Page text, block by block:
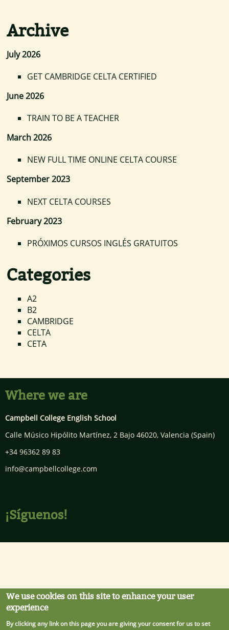
Archive
July 2026
GET CAMBRIDGE CELTA CERTIFIED
June 2026
TRAIN TO BE A TEACHER
March 2026
NEW FULL TIME ONLINE CELTA COURSE
September 2023
NEXT CELTA COURSES
February 2023
PRÓXIMOS CURSOS INGLÉS GRATUITOS
Categories
A2
B2
CAMBRIDGE
CELTA
CETA
Where we are
Campbell College English School
Calle Músico Hipólito Martínez, 2 Bajo 46020, Valencia (Spain)
+34 96362 89 83
info@campbellcollege.com
¡Síguenos!
We use cookies on this site to enhance your user
experience
By clicking any link on this page you are giving your consent for us to set